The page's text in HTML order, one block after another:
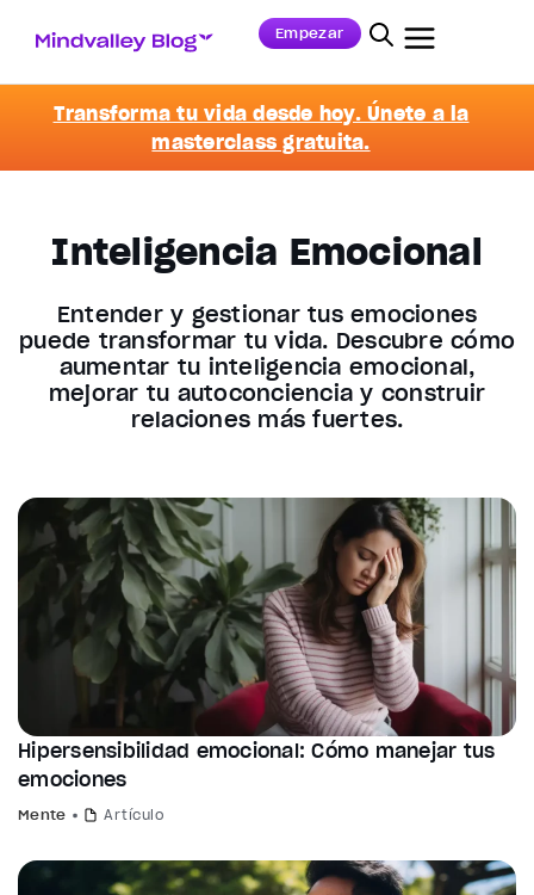
Empezar
Transforma tu vida desde hoy. Únete a la
masterclass gratuita.
Inteligencia Emocional
Entender y gestionar tus emociones
puede transformar tu vida. Descubre cómo
aumentar tu inteligencia emocional,
mejorar tu autoconciencia y construir
relaciones más fuertes.
Hipersensibilidad emocional: Cómo manejar tus
emociones
Mente Artículo